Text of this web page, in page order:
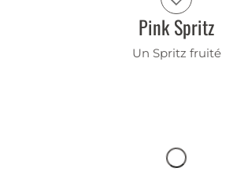
Pink Spritz
Un Spritz fruité